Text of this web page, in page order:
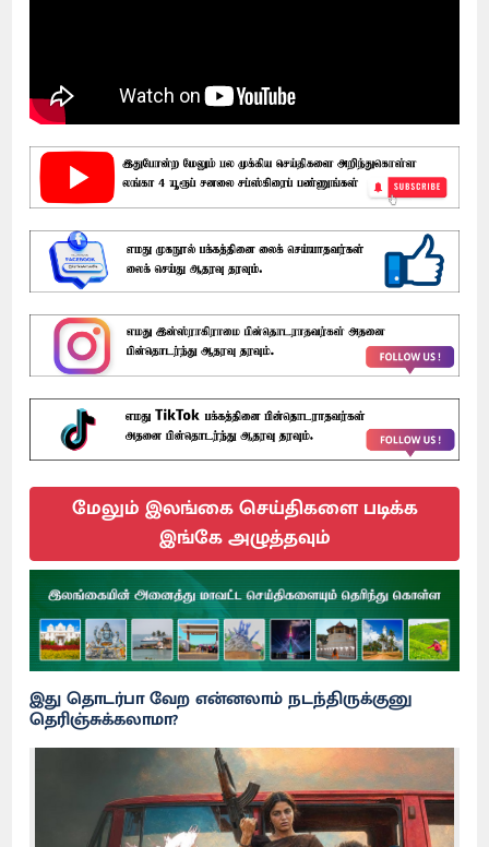
மேலும் இலங்கை செய்திகளை படிக்க
இங்கே அழுத்தவும்
இது தொடர்பா வேற என்னலாம் நடந்திருக்குனு
தெரிஞ்சுக்கலாமா?